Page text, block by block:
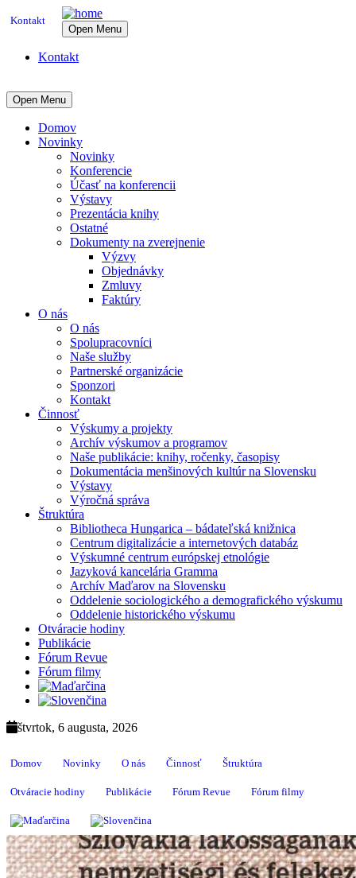
Kontakt
Open Menu
Kontakt
Open Menu
Domov
Novinky
Novinky
Konferencie
Účasť na konferencii
Výstavy
Prezentácia knihy
Ostatné
Dokumenty na zverejnenie
Výzvy
Objednávky
Zmluvy
Faktúry
O nás
O nás
Spolupracovníci
Naše služby
Partnerské organizácie
Sponzori
Kontakt
Činnosť
Výskumy a projekty
Archív výskumov a programov
Naše publikácie: knihy, ročenky, časopisy
Dokumentácia menšinových kultúr na Slovensku
Výstavy
Výročná správa
Štruktúra
Bibliotheca Hungarica – bádateľská knižnica
Centrum digitalizácie a internetových databáz
Výskumné centrum európskej etnológie
Jazyková kancelária Gramma
Archív Maďarov na Slovensku
Oddelenie sociologického a demografického výskumu
Oddelenie historického výskumu
Otváracie hodiny
Publikácie
Fórum Revue
Fórum filmy
štvrtok, 6 augusta, 2026
Domov Novinky O nás Činnosť Štruktúra
Otváracie hodiny Publikácie Fórum Revue Fórum filmy